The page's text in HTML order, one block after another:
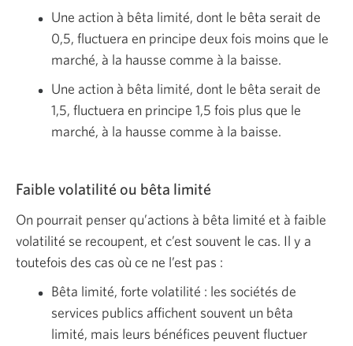
Une action à bêta limité, dont le bêta serait de
0,5, fluctuera en principe deux fois moins que le
marché, à la hausse comme à la baisse.
Une action à bêta limité, dont le bêta serait de
1,5, fluctuera en principe 1,5 fois plus que le
marché, à la hausse comme à la baisse.
Faible volatilité ou bêta limité
On pourrait penser qu’actions à bêta limité et à faible
volatilité se recoupent, et c’est souvent le cas. Il y a
toutefois des cas où ce ne l’est pas :
Bêta limité, forte volatilité : les sociétés de
services publics affichent souvent un bêta
limité, mais leurs bénéfices peuvent fluctuer